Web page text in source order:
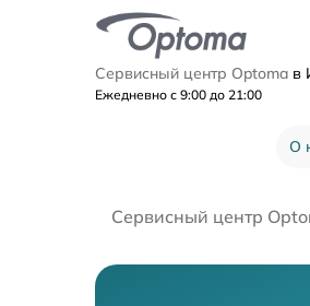
Сервисный центр Optoma в
Ежедневно с 9:00 до 21:00
О
Сервисный центр